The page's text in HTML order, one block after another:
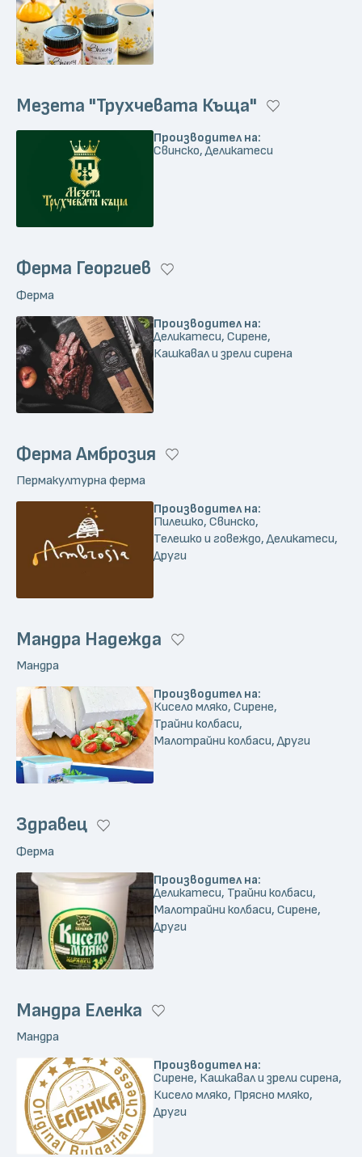
Мезета "Трухчевата Къща"
Производител на:
Свинско, Деликатеси
Ферма Георгиев
Ферма
Производител на:
Деликатеси, Сирене,
Кашкавал и зрели сирена
Ферма Амброзия
Пермакултурна ферма
Производител на:
Пилешко, Свинско,
Телешко и говеждо, Деликатеси,
Други
Мандра Надежда
Мандра
Производител на:
Кисело мляко, Сирене,
Трайни колбаси,
Малотрайни колбаси, Други
Здравец
Ферма
Производител на:
Деликатеси, Трайни колбаси,
Малотрайни колбаси, Сирене,
Други
Мандра Еленка
Мандра
Производител на:
Сирене, Кашкавал и зрели сирена,
Кисело мляко, Прясно мляко,
Други